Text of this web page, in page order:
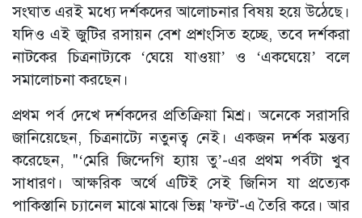
সংঘাত এরই মধ্যে দর্শকদের আলোচনার বিষয় হয়ে উঠেছে।
যদিও এই জুটির রসায়ন বেশ প্রশংসিত হচ্ছে, তবে দর্শকরা
নাটকের চিত্রনাট্যকে ‘ঘেয়ে যাওয়া’ ও ‘একঘেয়ে’ বলে
সমালোচনা করছেন।
প্রথম পর্ব দেখে দর্শকদের প্রতিক্রিয়া মিশ্র। অনেকে সরাসরি
জানিয়েছেন, চিত্রনাট্যে নতুনত্ব নেই। একজন দর্শক মন্তব্য
করেছেন, "‘মেরি জিন্দেগি হ্যায় তু’-এর প্রথম পর্বটা খুব
সাধারণ। আক্ষরিক অর্থে এটিই সেই জিনিস যা প্রত্যেক
পাকিস্তানি চ্যানেল মাঝে মাঝে ভিন্ন 'ফন্ট'-এ তৈরি করে। আর